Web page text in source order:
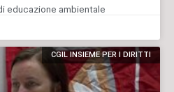
educazione ambientale
CGIL INSIEME PER I DIRITTI